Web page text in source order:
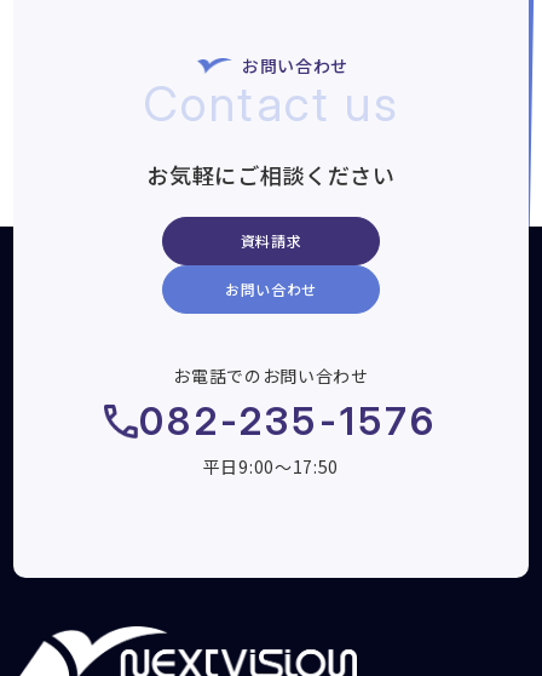
お問い合わせ
Contact us
お気軽にご相談ください
資料請求
お問い合わせ
お電話でのお問い合わせ
082-235-1576
平日9:00～17:50